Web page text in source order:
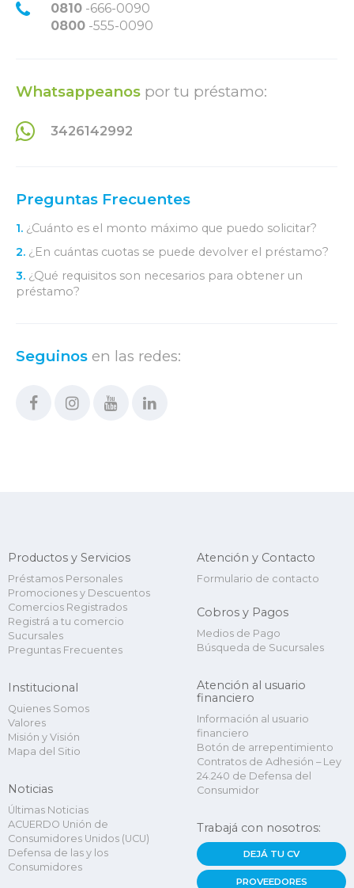
0810 -666-0090
0800 -555-0090
Whatsappeanos por tu préstamo:
3426142992
Preguntas Frecuentes
1. ¿Cuánto es el monto máximo que puedo solicitar?
2. ¿En cuántas cuotas se puede devolver el préstamo?
3. ¿Qué requisitos son necesarios para obtener un
préstamo?
Seguinos en las redes:
Productos y Servicios
Préstamos Personales
Promociones y Descuentos
Comercios Registrados
Registrá a tu comercio
Sucursales
Preguntas Frecuentes
Institucional
Quienes Somos
Valores
Misión y Visión
Mapa del Sitio
Noticias
Últimas Noticias
ACUERDO Unión de
Consumidores Unidos (UCU)
Defensa de las y los
Consumidores
Atención y Contacto
Formulario de contacto
Cobros y Pagos
Medios de Pago
Búsqueda de Sucursales
Atención al usuario
financiero
Información al usuario
financiero
Botón de arrepentimiento
Contratos de Adhesión – Ley
24.240 de Defensa del
Consumidor
Trabajá con nosotros:
DEJÁ TU CV
PROVEEDORES